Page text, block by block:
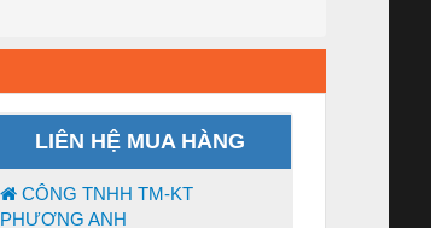
LIÊN HỆ MUA HÀNG
CÔNG TNHH TM-KT
PHƯƠNG ANH